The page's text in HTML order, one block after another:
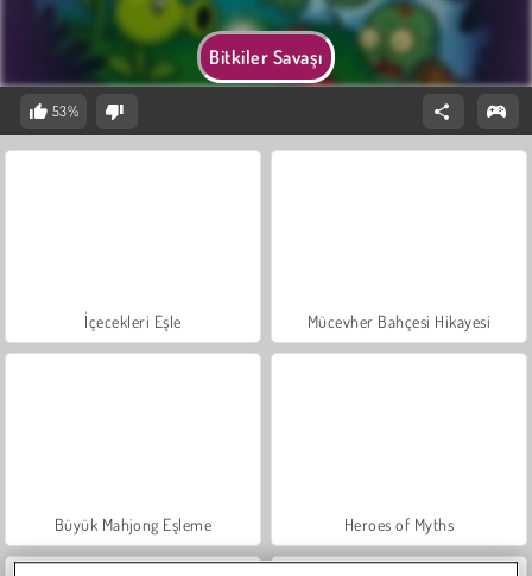
Bitkiler Savaşı
53%
İçecekleri Eşle Mücevher Bahçesi Hikayesi
Büyük Mahjong Eşleme Heroes of Myths